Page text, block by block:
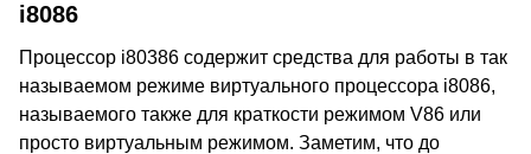
i8086
Процессор i80386 содержит средства для работы в так
называемом режиме виртуального процессора i8086,
называемого также для краткости режимом V86 или
просто виртуальным режимом. Заметим, что до